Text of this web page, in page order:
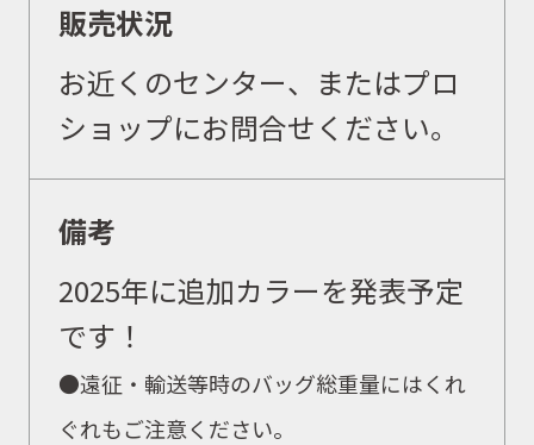
販売状況
お近くのセンター、またはプロ
ショップにお問合せください。
備考
2025年に追加カラーを発表予定
です！
●遠征・輸送等時のバッグ総重量にはくれ
ぐれもご注意ください。